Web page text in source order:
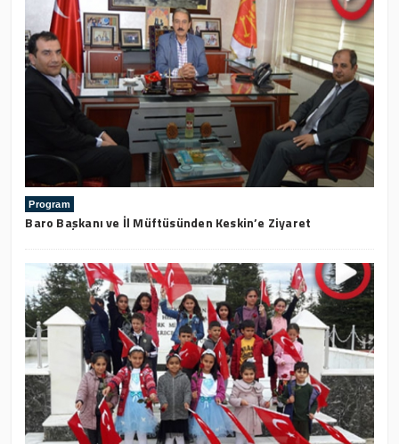
Program
Baro Başkanı ve İl Müftüsünden Keskin’e Ziyaret